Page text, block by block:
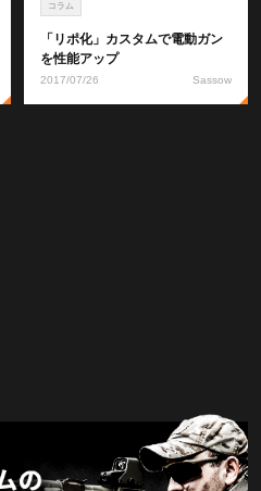
コラム
「リポ化」カスタムで電動ガン
を性能アップ
2017/07/26 Sassow